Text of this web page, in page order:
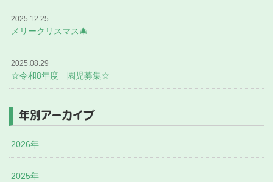
2025.12.25
メリークリスマス🎄
2025.08.29
☆令和8年度 園児募集☆
年別アーカイブ
2026年
2025年